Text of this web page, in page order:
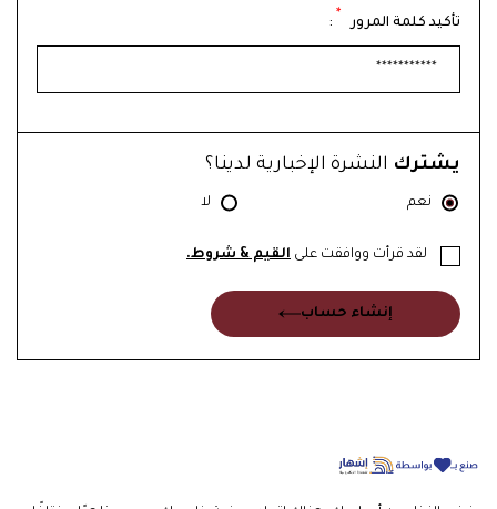
تأكيد كلمة المرور *
:
يشترك النشرة الإخبارية لدينا؟
نعم لا
لقد قرأت ووافقت على القيم & شروط.
إنشاء حساب